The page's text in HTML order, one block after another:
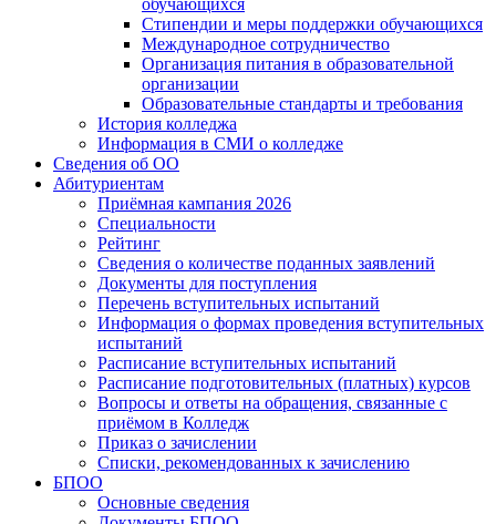
обучающихся
Стипендии и меры поддержки обучающихся
Международное сотрудничество
Организация питания в образовательной
организации
Образовательные стандарты и требования
История колледжа
Информация в СМИ о колледже
Сведения об ОО
Абитуриентам
Приёмная кампания 2026
Специальности
Рейтинг
Сведения о количестве поданных заявлений
Документы для поступления
Перечень вступительных испытаний
Информация о формах проведения вступительных
испытаний
Расписание вступительных испытаний
Расписание подготовительных (платных) курсов
Вопросы и ответы на обращения, связанные с
приёмом в Колледж
Приказ о зачислении
Списки, рекомендованных к зачислению
БПОО
Основные сведения